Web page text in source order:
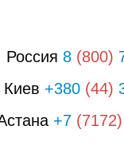
Россия 8 (800)
Киев +380 (44)
+7 (7172)